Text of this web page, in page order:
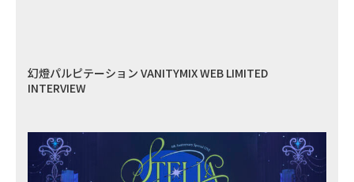
幻燈パルピテーション VANITYMIX WEB LIMITED
INTERVIEW